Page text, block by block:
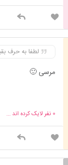
لطفا به حرف
مرسی 🙂
0 نفر لایک کرده اند ...